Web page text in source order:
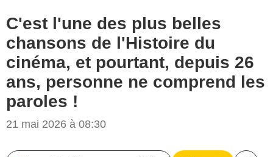
C'est l'une des plus belles
chansons de l'Histoire du
cinéma, et pourtant, depuis 26
ans, personne ne comprend les
paroles !
21 mai 2026 à 08:30